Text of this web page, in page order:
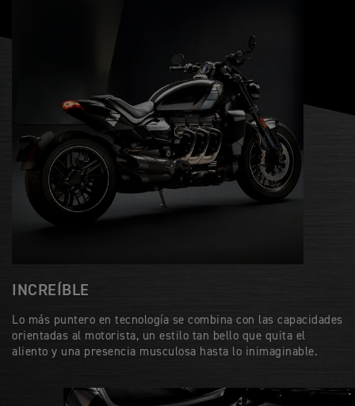
INCREÍBLE
Lo más puntero en tecnología se combina con las capacidades
orientadas al motorista, un estilo tan bello que quita el
aliento y una presencia musculosa hasta lo inimaginable.